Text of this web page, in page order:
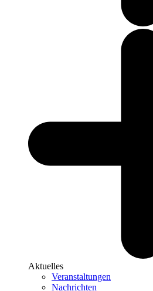
Aktuelles
Veranstaltungen
Nachrichten